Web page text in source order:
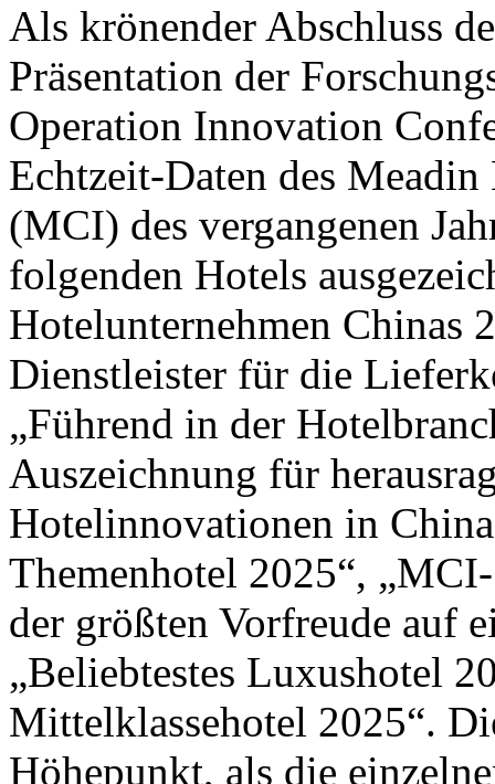
Als krönender Abschluss
Präsentation der
Operation Innovation
Echtzeit-Daten des
(MCI) des vergangenen
folgenden Hotels
Hotelunternehmen Chinas
Dienstleister für die
„Führend in der
Auszeichnung für
Hotelinnovationen in
Themenhotel 2025“,
der größten Vorfreude auf
„Beliebtestes Luxushotel
Mittelklassehotel 2025“.
Höhepunkt, als die